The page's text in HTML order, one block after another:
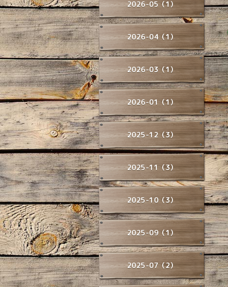
2026-05（1）
2026-04（1）
2026-03（1）
2026-01（1）
2025-12（3）
2025-11（3）
2025-10（3）
2025-09（1）
2025-07（2）